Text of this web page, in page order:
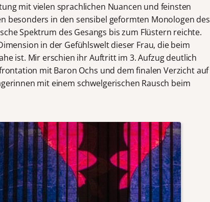
mit vielen sprachlichen Nuancen und feinsten
besonders in den sensibel geformten Monologen des
Spektrum des Gesangs bis zum Flüstern reichte.
in der Gefühlswelt dieser Frau, die beim
ist. Mir erschien ihr Auftritt im 3. Aufzug deutlich
mit Baron Ochs und dem finalen Verzicht auf
mit einem schwelgerischen Rausch beim